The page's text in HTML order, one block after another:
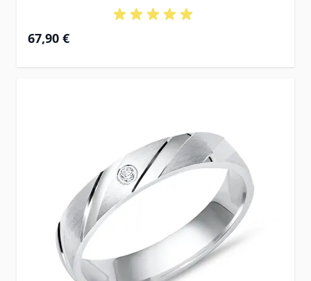
67,90 €